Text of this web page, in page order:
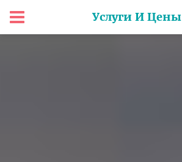
Услуги И Цены